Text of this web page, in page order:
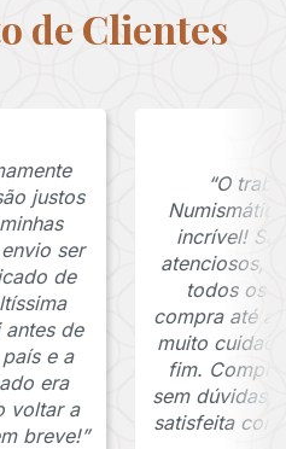
de Clientes
justos
ser
de
de
e a
era
voltar a
breve!”
“O
incrível!
atenciosos,
todos os
compra até a
muito
fim.
sem dúvidas,
satisfeita com